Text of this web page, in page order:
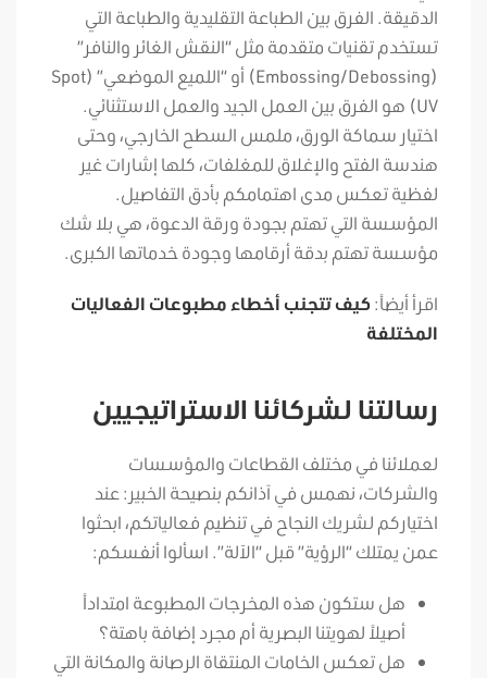
الدقيقة. الفرق بين الطباعة التقليدية والطباعة التي
تستخدم تقنيات متقدمة مثل “النقش الغائر والنافر”
(Embossing/Debossing) أو “اللميع الموضعي” (Spot
UV) هو الفرق بين العمل الجيد والعمل الاستثنائي.
اختيار سماكة الورق، ملمس السطح الخارجي، وحتى
هندسة الفتح والإغلاق للمغلفات، كلها إشارات غير
لفظية تعكس مدى اهتمامكم بأدق التفاصيل.
المؤسسة التي تهتم بجودة ورقة الدعوة، هي بلا شك
مؤسسة تهتم بدقة أرقامها وجودة خدماتها الكبرى.
اقرأ أيضاً:كيف تتجنب أخطاء مطبوعات الفعاليات
المختلفة
رسالتنا لشركائنا الاستراتيجيين
لعملائنا في مختلف القطاعات والمؤسسات
والشركات، نهمس في آذانكم بنصيحة الخبير: عند
اختياركم لشريك النجاح في تنظيم فعالياتكم، ابحثوا
عمن يمتلك “الرؤية” قبل “الآلة”. اسألوا أنفسكم:
هل ستكون هذه المخرجات المطبوعة امتداداً
أصيلاً لهويتنا البصرية أم مجرد إضافة باهتة؟
هل تعكس الخامات المنتقاة الرصانة والمكانة التي